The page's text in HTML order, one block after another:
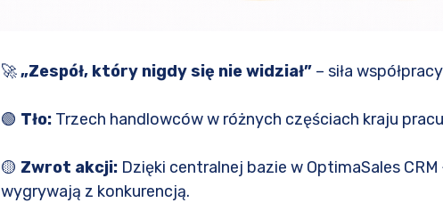
🚀„Zespół, który nigdy się nie widział” – siła
🟢 Tło: Trzech handlowców w różnych częściach kraju
🟡 Zwrot akcji: Dzięki centralnej bazie w OptimaSales
wygrywają z konkurencją.